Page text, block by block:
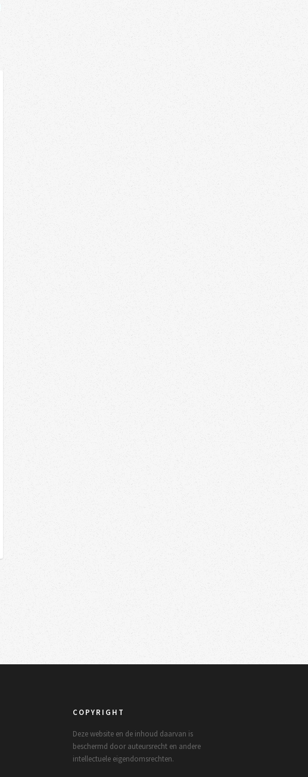
COPYRIGHT
Deze website en de inhoud daarvan is
beschermd door auteursrecht en andere
intellectuele eigendomsrechten.